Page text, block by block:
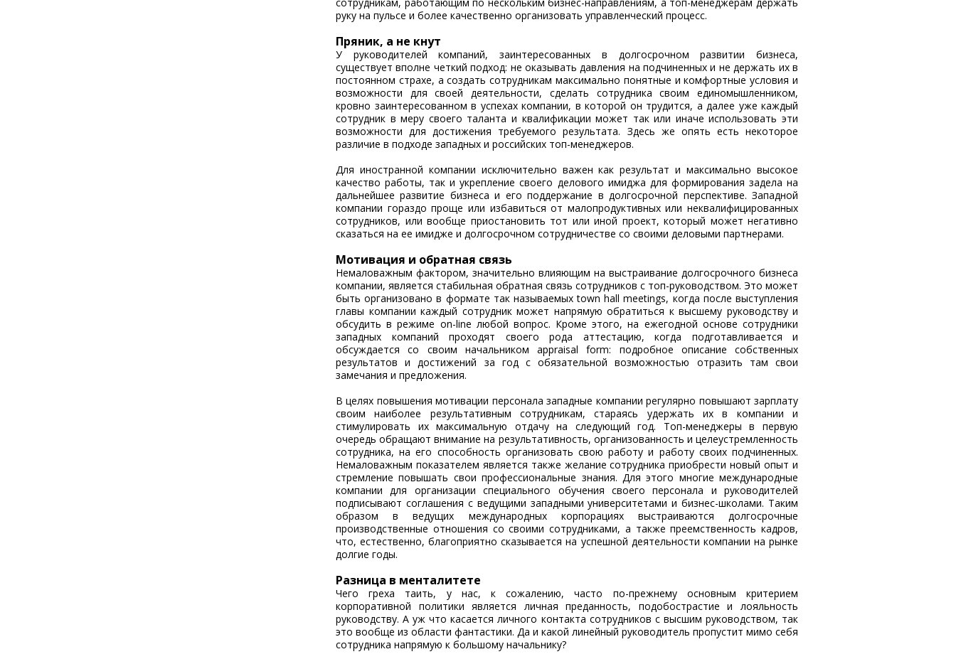
руку на пульсе и более качественно организовать управленческий процесс.
Пряник, а не кнут
У руководителей компаний, заинтересованных в долгосрочном развитии бизнеса,
существует вполне четкий подход: не оказывать давления на подчиненных и не держать их в
постоянном страхе, а создать сотрудникам максимально понятные и комфортные условия и
возможности для своей деятельности, сделать сотрудника своим единомышленником,
кровно заинтересованном в успехах компании, в которой он трудится, а далее уже каждый
сотрудник в меру своего таланта и квалификации может так или иначе использовать эти
возможности для достижения требуемого результата. Здесь же опять есть некоторое
различие в подходе западных и российских топ-менеджеров.
Для иностранной компании исключительно важен как результат и максимально высокое
качество работы, так и укрепление своего делового имиджа для формирования задела на
дальнейшее развитие бизнеса и его поддержание в долгосрочной перспективе. Западной
компании гораздо проще или избавиться от малопродуктивных или неквалифицированных
сотрудников, или вообще приостановить тот или иной проект, который может негативно
сказаться на ее имидже и долгосрочном сотрудничестве со своими деловыми партнерами.
Мотивация и обратная связь
Немаловажным фактором, значительно влияющим на выстраивание долгосрочного бизнеса
компании, является стабильная обратная связь сотрудников с топ-руководством. Это может
быть организовано в формате так называемых town hall meetings, когда после выступления
главы компании каждый сотрудник может напрямую обратиться к высшему руководству и
обсудить в режиме on-line любой вопрос. Кроме этого, на ежегодной основе сотрудники
западных компаний проходят своего рода аттестацию, когда подготавливается и
обсуждается со своим начальником appraisal form: подробное описание собственных
результатов и достижений за год с обязательной возможностью отразить там свои
замечания и предложения.
В целях повышения мотивации персонала западные компании регулярно повышают зарплату
своим наиболее результативным сотрудникам, стараясь удержать их в компании и
стимулировать их максимальную отдачу на следующий год. Топ-менеджеры в первую
очередь обращают внимание на результативность, организованность и целеустремленность
сотрудника, на его способность организовать свою работу и работу своих подчиненных.
Немаловажным показателем является также желание сотрудника приобрести новый опыт и
стремление повышать свои профессиональные знания. Для этого многие международные
компании для организации специального обучения своего персонала и руководителей
подписывают соглашения с ведущими западными университетами и бизнес-школами. Таким
образом в ведущих международных корпорациях выстраиваются долгосрочные
производственные отношения со своими сотрудниками, а также преемственность кадров,
что, естественно, благоприятно сказывается на успешной деятельности компании на рынке
долгие годы.
Разница в менталитете
Чего греха таить, у нас, к сожалению, часто по-прежнему основным критерием
корпоративной политики является личная преданность, подобострастие и лояльность
руководству. А уж что касается личного контакта сотрудников с высшим руководством, так
это вообще из области фантастики. Да и какой линейный руководитель пропустит мимо себя
сотрудника напрямую к большому начальнику?